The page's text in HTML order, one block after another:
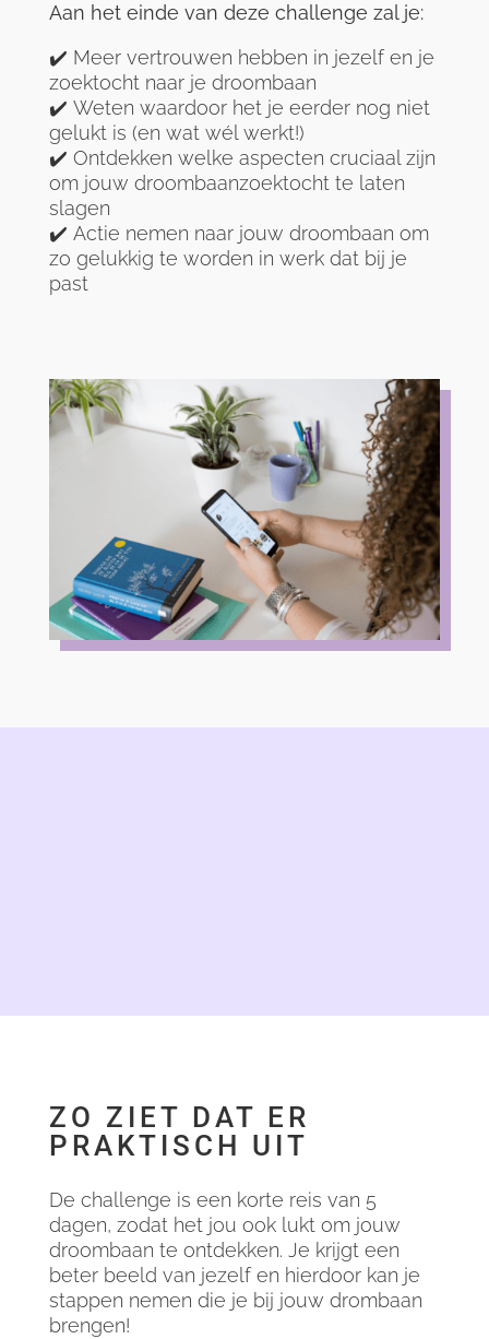
Aan het einde van deze challenge zal je:
✔️ Meer vertrouwen hebben in jezelf en je
zoektocht naar je droombaan
✔️ Weten waardoor het je eerder nog niet
gelukt is (en wat wél werkt!)
✔️ Ontdekken welke aspecten cruciaal zijn
om jouw droombaanzoektocht te laten
slagen
✔️ Actie nemen naar jouw droombaan om
zo gelukkig te worden in werk dat bij je
past
ZO ZIET DAT ER
PRAKTISCH UIT
De challenge is een korte reis van 5
dagen, zodat het jou ook lukt om jouw
droombaan te ontdekken. Je krijgt een
beter beeld van jezelf en hierdoor kan je
stappen nemen die je bij jouw drombaan
brengen!